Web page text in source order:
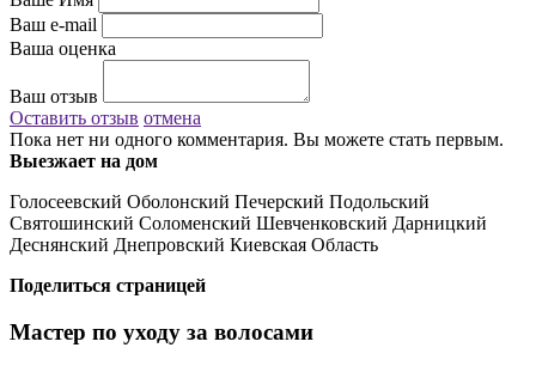
Ваш e-mail
Ваша оценка
Ваш отзыв
Оставить отзыв отмена
Пока нет ни одного комментария. Вы можете стать первым.
Выезжает на дом
Голосеевский Оболонский Печерский Подольский
Святошинский Соломенский Шевченковский Дарницкий
Деснянский Днепровский Киевская Область
Поделиться страницей
Мастер по уходу за волосами